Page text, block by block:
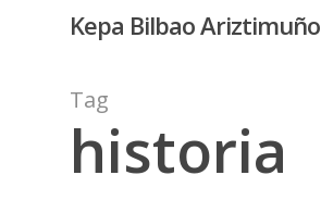
Kepa Bilbao Ariztimuño
Tag
historia